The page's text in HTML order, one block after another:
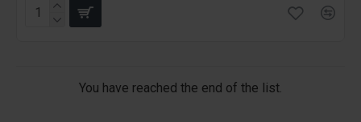
You have reached the end of the list.